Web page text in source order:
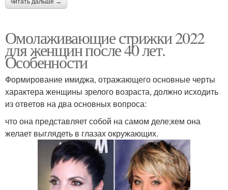
читать дальше →
Омолаживающие стрижки 2022
для женщин после 40 лет.
Особенности
Формирование имиджа, отражающего основные черты
характера женщины зрелого возраста, должно исходить
из ответов на два основных вопроса:
что она представляет собой на самом деле;кем она
желает выглядеть в глазах окружающих.